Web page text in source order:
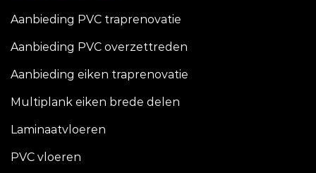
Aanbieding PVC traprenovatie
Aanbieding PVC overzettreden
Aanbieding eiken traprenovatie
Multiplank eiken brede delen
Laminaatvloeren
PVC vloeren